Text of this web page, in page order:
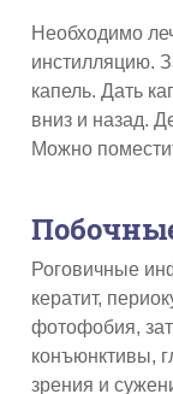
Необходимо
инстилляцию.
капель. Дать
вниз и назад.
Можно
Роговичные
кератит,
фотофобия,
конъюнктивы,
зрения и